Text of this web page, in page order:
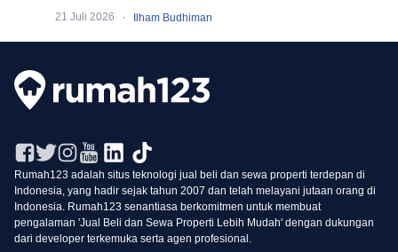
Sutera
21 Juli 2026 · Ilham Budhiman
Rumah123 adalah situs teknologi jual beli dan sewa properti terdepan di
Indonesia, yang hadir sejak tahun 2007 dan telah melayani jutaan orang di
Indonesia. Rumah123 senantiasa berkomitmen untuk membuat
pengalaman 'Jual Beli dan Sewa Properti Lebih Mudah' dengan dukungan
dari developer terkemuka serta agen profesional.